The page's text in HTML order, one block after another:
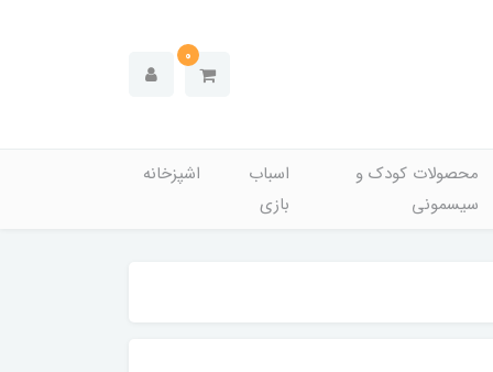
0
محصولات کودک و
سیسمونی
اسباب
بازی
اشپزخانه